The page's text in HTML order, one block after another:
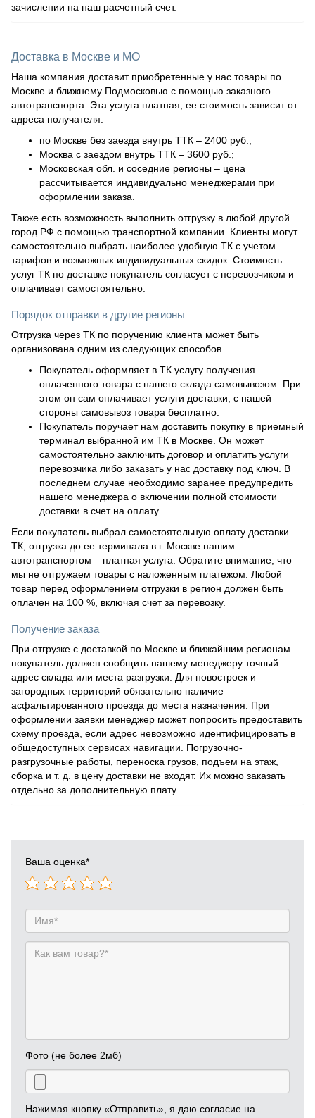
зачислении на наш расчетный счет.
Доставка в Москве и МО
Наша компания доставит приобретенные у нас товары по
Москве и ближнему Подмосковью с помощью заказного
автотранспорта. Эта услуга платная, ее стоимость зависит от
адреса получателя:
по Москве без заезда внутрь ТТК – 2400 руб.;
Москва с заездом внутрь ТТК – 3600 руб.;
Московская обл. и соседние регионы – цена
рассчитывается индивидуально менеджерами при
оформлении заказа.
Также есть возможность выполнить отгрузку в любой другой
город РФ с помощью транспортной компании. Клиенты могут
самостоятельно выбрать наиболее удобную ТК с учетом
тарифов и возможных индивидуальных скидок. Стоимость
услуг ТК по доставке покупатель согласует с перевозчиком и
оплачивает самостоятельно.
Порядок отправки в другие регионы
Отгрузка через ТК по поручению клиента может быть
организована одним из следующих способов.
Покупатель оформляет в ТК услугу получения
оплаченного товара с нашего склада самовывозом. При
этом он сам оплачивает услуги доставки, с нашей
стороны самовывоз товара бесплатно.
Покупатель поручает нам доставить покупку в приемный
терминал выбранной им ТК в Москве. Он может
самостоятельно заключить договор и оплатить услуги
перевозчика либо заказать у нас доставку под ключ. В
последнем случае необходимо заранее предупредить
нашего менеджера о включении полной стоимости
доставки в счет на оплату.
Если покупатель выбрал самостоятельную оплату доставки
ТК, отгрузка до ее терминала в г. Москве нашим
автотранспортом – платная услуга. Обратите внимание, что
мы не отгружаем товары с наложенным платежом. Любой
товар перед оформлением отгрузки в регион должен быть
оплачен на 100 %, включая счет за перевозку.
Получение заказа
При отгрузке с доставкой по Москве и ближайшим регионам
покупатель должен сообщить нашему менеджеру точный
адрес склада или места разгрузки. Для новостроек и
загородных территорий обязательно наличие
асфальтированного проезда до места назначения. При
оформлении заявки менеджер может попросить предоставить
схему проезда, если адрес невозможно идентифицировать в
общедоступных сервисах навигации. Погрузочно-
разгрузочные работы, переноска грузов, подъем на этаж,
сборка и т. д. в цену доставки не входят. Их можно заказать
отдельно за дополнительную плату.
Ваша оценка*
Фото (не более 2мб)
Нажимая кнопку «Отправить», я даю согласие на